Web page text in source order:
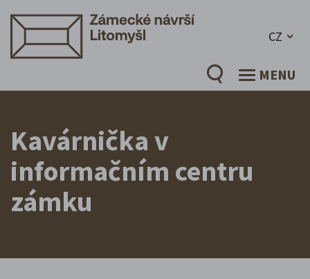
CZ
MENU
Kavárnička v
informačním centru
zámku